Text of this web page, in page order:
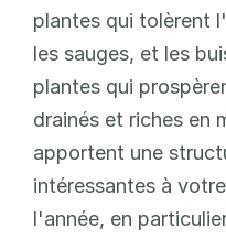
plantes qui tolèrent
les sauges, et les
plantes qui
drainés et riches en
apportent une
intéressantes à
l'année, en